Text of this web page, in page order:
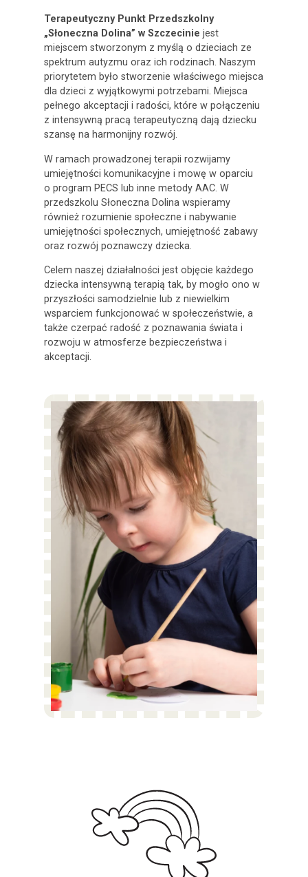
Terapeutyczny Punkt Przedszkolny
„Słoneczna Dolina” w Szczecinie jest
miejscem stworzonym z myślą o dzieciach ze
spektrum autyzmu oraz ich rodzinach. Naszym
priorytetem było stworzenie właściwego miejsca
dla dzieci z wyjątkowymi potrzebami. Miejsca
pełnego akceptacji i radości, które w połączeniu
z intensywną pracą terapeutyczną dają dziecku
szansę na harmonijny rozwój.
W ramach prowadzonej terapii rozwijamy
umiejętności komunikacyjne i mowę w oparciu
o program PECS lub inne metody AAC. W
przedszkolu Słoneczna Dolina wspieramy
również rozumienie społeczne i nabywanie
umiejętności społecznych, umiejętność zabawy
oraz rozwój poznawczy dziecka.
Celem naszej działalności jest objęcie każdego
dziecka intensywną terapią tak, by mogło ono w
przyszłości samodzielnie lub z niewielkim
wsparciem funkcjonować w społeczeństwie, a
także czerpać radość z poznawania świata i
rozwoju w atmosferze bezpieczeństwa i
akceptacji.